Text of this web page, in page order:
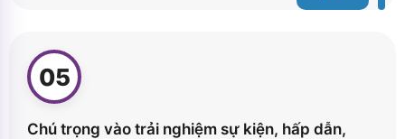
05
Chú trọng vào trải nghiệm sự kiện, hấp dẫn,